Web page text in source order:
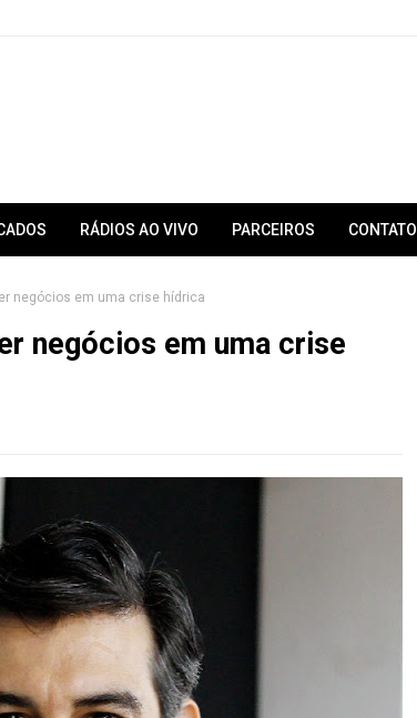
RÁDIOS AO VIVO PARCEIROS CONTATO
negócios em uma crise hídrica
negócios em uma crise